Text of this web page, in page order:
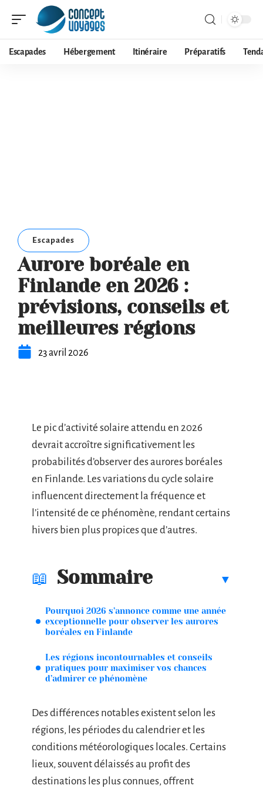
Escapades Hébergement Itinéraire Préparatifs
Escapades
Aurore boréale en
Finlande en 2026 :
prévisions, conseils et
meilleures régions
23 avril 2026
Le pic d’activité solaire attendu en 2026
devrait accroître significativement les
probabilités d’observer des aurores boréales
en Finlande. Les variations du cycle solaire
influencent directement la fréquence et
l’intensité de ce phénomène, rendant certains
hivers bien plus propices que d’autres.
Sommaire
Pourquoi 2026 s’annonce comme une année
exceptionnelle pour observer les aurores
boréales en Finlande
Les régions incontournables et conseils
pratiques pour maximiser vos chances
d’admirer ce phénomène
Des différences notables existent selon les
régions, les périodes du calendrier et les
conditions météorologiques locales. Certains
lieux, souvent délaissés au profit des
destinations les plus connues, offrent